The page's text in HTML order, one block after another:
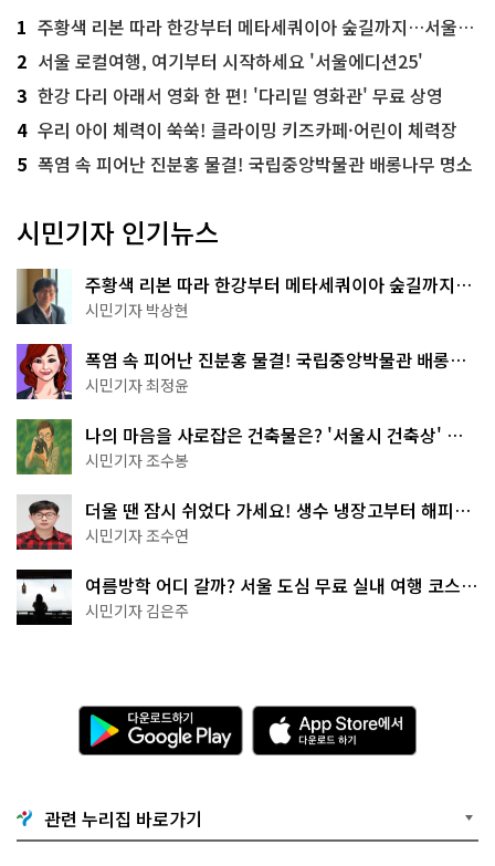
1 주황색 리본 따라 한강부터 메타세쿼이아 숲길까지…서울둘레길 15코스
2 서울 로컬여행, 여기부터 시작하세요 '서울에디션25'
3 한강 다리 아래서 영화 한 편! '다리밑 영화관' 무료 상영
4 우리 아이 체력이 쑥쑥! 클라이밍 키즈카페·어린이 체력장
5 폭염 속 피어난 진분홍 물결! 국립중앙박물관 배롱나무 명소
시민기자 인기뉴스
주황색 리본 따라 한강부터 메타세쿼이아 숲길까지…
서울둘레길 15코스
시민기자 박상현
폭염 속 피어난 진분홍 물결! 국립중앙박물관 배롱나
무 명소
시민기자 최정윤
나의 마음을 사로잡은 건축물은? '서울시 건축상' 수
상작 공개!
시민기자 조수봉
더울 땐 잠시 쉬었다 가세요! 생수 냉장고부터 해피소
·무더위쉼터까지
시민기자 조수연
여름방학 어디 갈까? 서울 도심 무료 실내 여행 코스
추천
시민기자 김은주
다
운
로
기
G
o
A
p
p
e
관련 누리집 바로가기